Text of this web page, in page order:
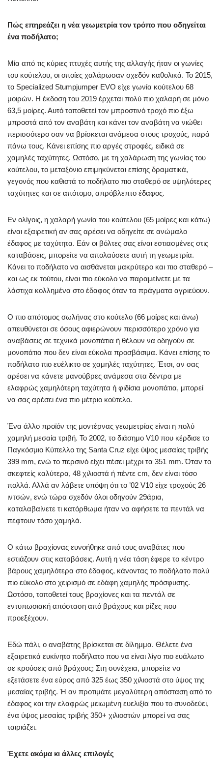
Πώς επηρεάζει η νέα γεωμετρία τον τρόπο που οδηγείται
ένα ποδήλατο;
Μία από τις κύριες πτυχές αυτής της αλλαγής ήταν οι γωνίες
του κούτελου, οι οποίες χαλάρωσαν σχεδόν καθολικά. Το 2015,
το Specialized Stumpjumper EVO είχε γωνία κούτελου 68
μοιρών. Η έκδοση του 2019 έρχεται πολύ πιο χαλαρή σε μόνο
63,5 μοίρες. Αυτό τοποθετεί τον μπροστινό τροχό πιο έξω
μπροστά από τον αναβάτη και κάνει τον αναβάτη να νιώθει
περισσότερο σαν να βρίσκεται ανάμεσα στους τροχούς, παρά
πάνω τους. Κάνει επίσης πιο αργές στροφές, ειδικά σε
χαμηλές ταχύτητες. Ωστόσο, με τη χαλάρωση της γωνίας του
κούτελου, το μεταξόνιο επιμηκύνεται επίσης δραματικά,
γεγονός που καθιστά το ποδήλατο πιο σταθερό σε υψηλότερες
ταχύτητες και σε απότομο, απρόβλεπτο έδαφος.
Εν ολίγοις, η χαλαρή γωνία του κούτελου (65 μοίρες και κάτω)
είναι εξαιρετική αν σας αρέσει να οδηγείτε σε ανώμαλο
έδαφος με ταχύτητα. Εάν οι βόλτες σας είναι εστιασμένες στις
καταβάσεις, μπορείτε να απολαύσετε αυτή τη γεωμετρία.
Κάνει το ποδήλατο να αισθάνεται μακρύτερο και πιο σταθερό –
και ως εκ τούτου, είναι πιο εύκολο να παραμείνετε με τα
λάστιχα κολλημένα στο έδαφος όταν τα πράγματα αγριεύουν.
Ο πιο απότομος σωλήνας στο κούτελο (66 μοίρες και άνω)
απευθύνεται σε όσους αφιερώνουν περισσότερο χρόνο για
αναβάσεις σε τεχνικά μονοπάτια ή θέλουν να οδηγούν σε
μονοπάτια που δεν είναι εύκολα προσβάσιμα. Κάνει επίσης το
ποδήλατο πιο ευέλικτο σε χαμηλές ταχύτητες. Έτσι, αν σας
αρέσει να κάνετε μανούβρες ανάμεσα στα δέντρα με
ελαφρώς χαμηλότερη ταχύτητα ή φιδίσια μονοπάτια, μπορεί
να σας αρέσει ένα πιο μέτριο κούτελο.
Ένα άλλο προϊόν της μοντέρνας γεωμετρίας είναι η πολύ
χαμηλή μεσαία τριβή. Το 2002, το διάσημο V10 που κέρδισε το
Παγκόσμιο Κύπελλο της Santa Cruz είχε ύψος μεσαίας τριβής
399 mm, ενώ το περσινό είχει πέσει μέχρι τα 351 mm. Όταν το
σκεφτείς καλύτερα, 48 χιλιοστά ή πέντε cm, δεν είναι τόσο
πολλά. Αλλά αν λάβετε υπόψη ότι το ’02 V10 είχε τροχούς 26
ιντσών, ενώ τώρα σχεδόν όλοι οδηγούν 29άρια,
καταλαβαίνετε τι κατόρθωμα ήταν να αφήσετε τα πεντάλ να
πέφτουν τόσο χαμηλά.
Ο κάτω βραχίονας ευνοήθηκε από τους αναβάτες που
εστιάζουν στις καταβάσεις. Αυτή η νέα τάση έφερε το κέντρο
βάρους χαμηλότερα στο έδαφος, κάνοντας το ποδήλατο πολύ
πιο εύκολο στο χειρισμό σε εδάφη χαμηλής πρόσφυσης.
Ωστόσο, τοποθετεί τους βραχίονες και τα πεντάλ σε
εντυπωσιακή απόσταση από βράχους και ρίζες που
προεξέχουν.
Εδώ πάλι, ο αναβάτης βρίσκεται σε δίλημμα. Θέλετε ένα
εξαιρετικά ευκίνητο ποδήλατο που να είναι λίγο πιο ευάλωτο
σε κρούσεις από βράχους; Στη συνέχεια, μπορείτε να
εξετάσετε ένα εύρος από 325 έως 350 χιλιοστά στο ύψος της
μεσαίας τριβής. Ή αν προτιμάτε μεγαλύτερη απόσταση από το
έδαφος και την ελαφρώς μειωμένη ευελιξία που το συνοδεύει,
ένα ύψος μεσαίας τριβής 350+ χιλιοστών μπορεί να σας
ταιριάζει.
Έχετε ακόμα κι άλλες επιλογές